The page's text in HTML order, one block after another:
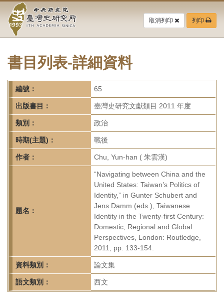
要
中
央
研
究
院-
臺
灣
史
研
所-
取消列印 列印
書目列表-詳細資料
編號： 65
出版書目： 臺灣史研究文獻類目 2011 年度
類別： 政治
時期(主題)： 戰後
作者： Chu, Yun-han ( 朱雲漢)
題名：
“Navigating between China and the
United States: Taiwan’s Politics of
Identity,” in Gunter Schubert and
Jens Damm (eds.), Taiwanese
Identity in the Twenty-first Century:
Domestic, Regional and Global
Perspectives, London: Routledge,
2011, pp. 133-154.
資料類別： 論文集
語文類別： 西文